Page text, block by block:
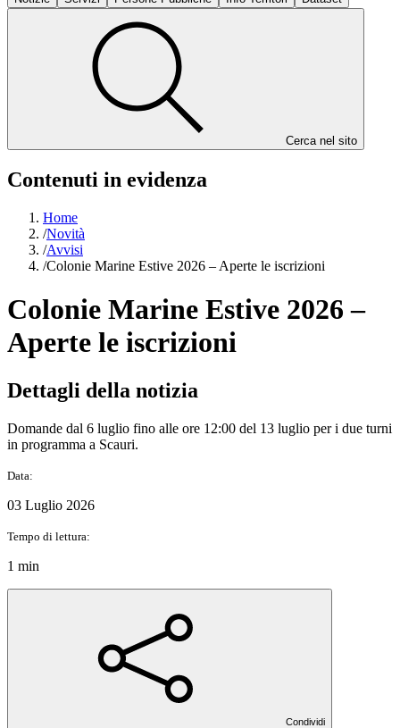
Cerca nel sito
Contenuti in evidenza
Home
/Novità
/Avvisi
/Colonie Marine Estive 2026 – Aperte le iscrizioni
Colonie Marine Estive 2026 –
Aperte le iscrizioni
Dettagli della notizia
Domande dal 6 luglio fino alle ore 12:00 del 13 luglio per i due turni
in programma a Scauri.
Data:
03 Luglio 2026
Tempo di lettura:
1 min
Condividi